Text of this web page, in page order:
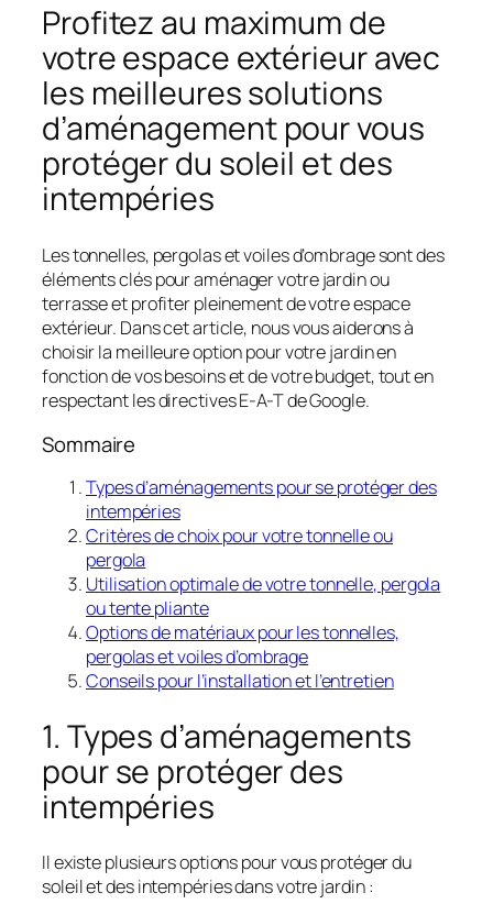
Profitez au maximum de
votre espace extérieur avec
les meilleures solutions
d’aménagement pour vous
protéger du soleil et des
intempéries
Les tonnelles, pergolas et voiles d’ombrage sont des
éléments clés pour aménager votre jardin ou
terrasse et profiter pleinement de votre espace
extérieur. Dans cet article, nous vous aiderons à
choisir la meilleure option pour votre jardin en
fonction de vos besoins et de votre budget, tout en
respectant les directives E-A-T de Google.
Sommaire
Types d’aménagements pour se protéger des
intempéries
Critères de choix pour votre tonnelle ou
pergola
Utilisation optimale de votre tonnelle, pergola
ou tente pliante
Options de matériaux pour les tonnelles,
pergolas et voiles d’ombrage
Conseils pour l’installation et l’entretien
1. Types d’aménagements
pour se protéger des
intempéries
Il existe plusieurs options pour vous protéger du
soleil et des intempéries dans votre jardin :